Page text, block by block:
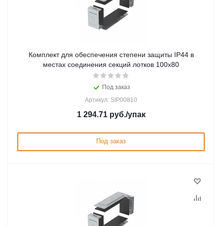
Комплект для обеспечения степени защиты IP44 в
местах соединения секций лотков 100х80
Под заказ
Артикул: SIP00810
1 294.71руб./упак
Под заказ